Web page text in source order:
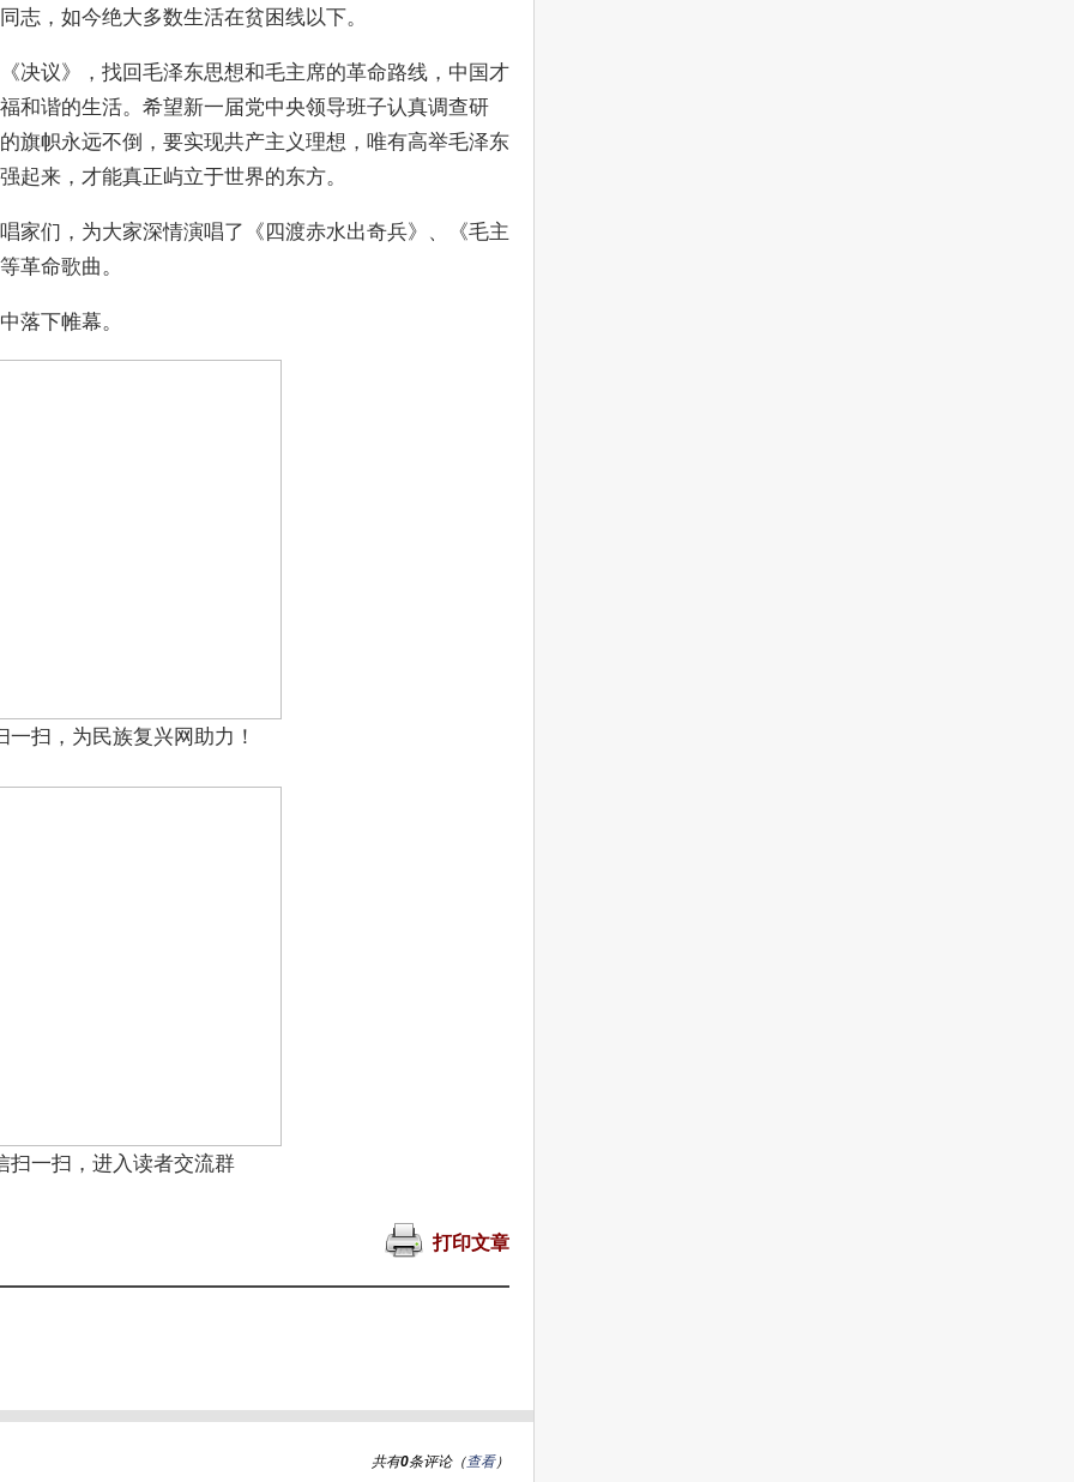
，如今绝大多数生活在贫困线以下。
议》，找回毛泽东思想和毛主席的革命路线，中国才
和谐的生活。希望新一届党中央领导班子认真调查研
旗帜永远不倒，要实现共产主义理想，唯有高举毛泽东
起来，才能真正屿立于世界的东方。
们，为大家深情演唱了《四渡赤水出奇兵》、《毛主
革命歌曲。
下帷幕。
一扫，为民族复兴网助力！
扫一扫，进入读者交流群
打印文章
共有0条评论（查看）